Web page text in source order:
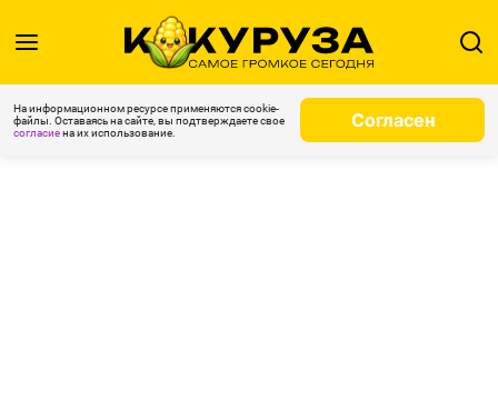
На информационном ресурсе применяются cookie-
файлы. Оставаясь на сайте, вы подтверждаете свое
согласиена их использование.
Согласен